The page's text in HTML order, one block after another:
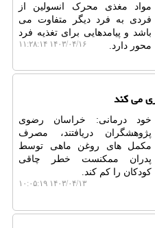
مواد مغذی محرک انسولین از
فردی به فرد دیگر متفاوت می
باشد و پیامدهایی برای تغذیه فرد
محور دارد.
۱۴۰۳/۰۴/۱۶ ۱۱:۲۸:۱۴
می کند
خود درمانی: خراسان رضوی
پژوهشگران دریافتند، مصرف
مکمل های روغن ماهی توسط
پدران ممکنست خطر چاقی
کودکان را کم کند.
۱۴۰۳/۰۴/۱۳ ۱۰:۰۵:۱۹